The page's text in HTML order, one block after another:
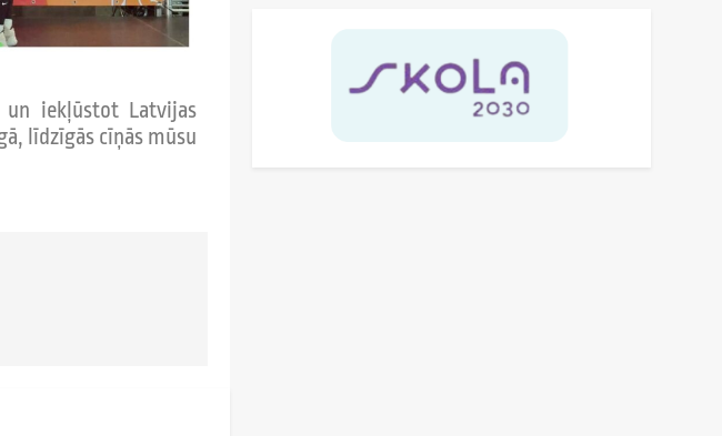
un iekļūstot Latvijas
līdzīgās cīņās mūsu